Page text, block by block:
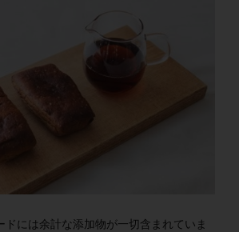
ドには余計な添加物が一切含まれていま